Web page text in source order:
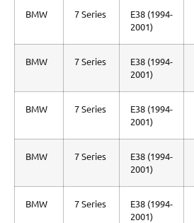
BMW 7 Series
E38 (1994-
2001)
BMW 7 Series
E38 (1994-
2001)
BMW 7 Series
E38 (1994-
2001)
BMW 7 Series
E38 (1994-
2001)
BMW 7 Series
E38 (1994-
2001)